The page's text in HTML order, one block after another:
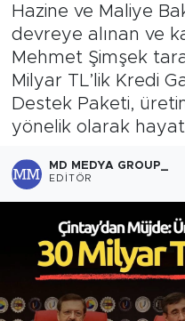
Hazine ve Maliye
devreye alınan ve
Mehmet Şimşek
Milyar TL’lik Kredi
Destek Paketi,
yönelik olarak
MD MEDYA GROUP_
EDITÖR
Yayladere-Yedisu
MD Prestij Dergisi
Siyaset
Sağlık
Eğitim
Son Dakika
Haber Arşivi